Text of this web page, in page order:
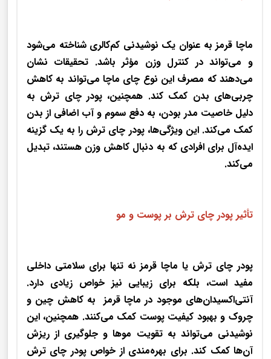
ماچا قرمز به عنوان یک نوشیدنی کم‌کالری شناخته می‌شود
و می‌تواند در کنترل وزن مؤثر باشد. تحقیقات نشان
می‌دهند که مصرف این نوع چای ماچا می‌تواند به کاهش
چربی‌های بدن کمک کند. همچنین، پودر چای ترش به
دلیل خاصیت مدر بودن، به دفع سموم و آب اضافی از بدن
کمک می‌کند. این ویژگی‌ها، پودر چای ترش را به یک گزینه
ایده‌آل برای افرادی که به دنبال کاهش وزن هستند، تبدیل
می‌کند.
تأثیر پودر چای ترش بر پوست و مو
پودر چای ترش یا ماچا قرمز نه تنها برای سلامتی داخلی
مفید است، بلکه برای زیبایی نیز خواص زیادی دارد.
آنتی‌اکسیدان‌های موجود در ماچا قرمز به کاهش چین و
چروک و بهبود کیفیت پوست کمک می‌کنند. همچنین، این
نوشیدنی می‌تواند به تقویت موها و جلوگیری از ریزش
آن‌ها کمک کند. برای بهره‌مندی از خواص پودر چای ترش